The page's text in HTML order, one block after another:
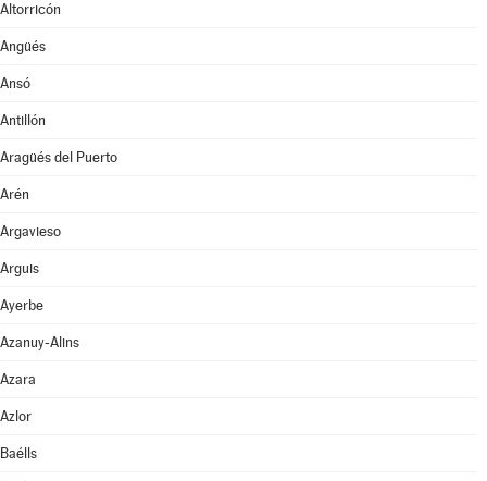
Altorricón
Angüés
Ansó
Antillón
Aragüés del Puerto
Arén
Argavieso
Arguis
Ayerbe
Azanuy-Alins
Azara
Azlor
Baélls